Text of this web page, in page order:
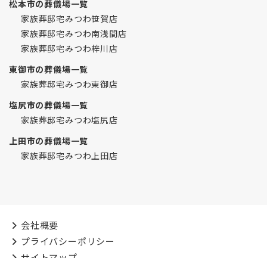
松本市の葬儀場一覧
家族葬邸宅みつわ笹賀店
家族葬邸宅みつわ南浅間店
家族葬邸宅みつわ梓川店
東御市の葬儀場一覧
家族葬邸宅みつわ東御店
塩尻市の葬儀場一覧
家族葬邸宅みつわ塩尻店
上田市の葬儀場一覧
家族葬邸宅みつわ上田店
会社概要
プライバシーポリシー